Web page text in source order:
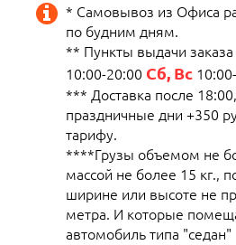
* Самовывоз из Офиса
по будним дням.
** Пункты выдачи
10:00-20:00 Сб, Вс
*** Доставка после
праздничные дни +350
тарифу.
****Грузы объемом не
массой не более 15 кг.,
ширине или высоте не
метра. И которые
автомобиль типа "седан"